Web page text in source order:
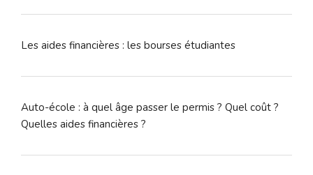
Les aides financières : les bourses étudiantes
Auto-école : à quel âge passer le permis ? Quel coût ?
Quelles aides financières ?